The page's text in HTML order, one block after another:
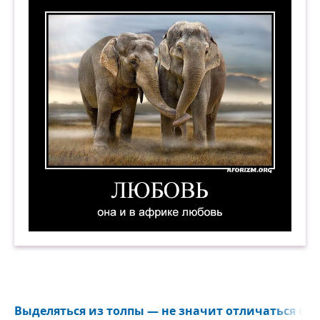
Выделяться из толпы — не значит отличаться от